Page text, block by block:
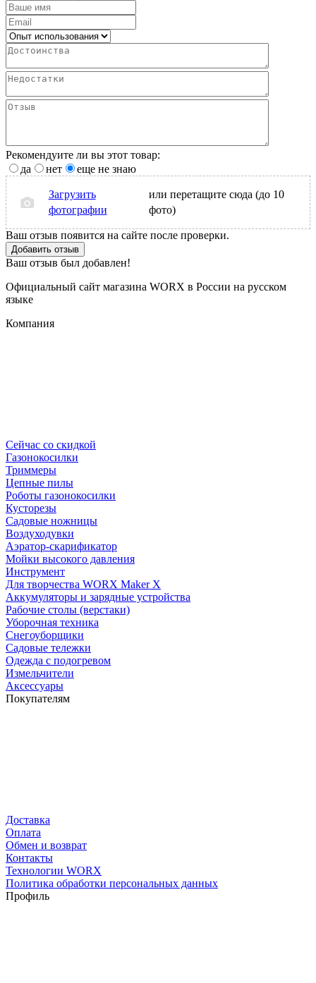
Рекомендуите ли вы этот товар:
да
нет еще не знаю
Загрузить
фотографии
или перетащите сюда (до 10
фото)
Ваш отзыв появится на сайте после проверки.
Добавить отзыв
Ваш отзыв был добавлен!
Официальный сайт магазина WORX в России на русском
языке
Компания
Сейчас со скидкой
Газонокосилки
Триммеры
Цепные пилы
Роботы газонокосилки
Кусторезы
Садовые ножницы
Воздуходувки
Аэратор-скарификатор
Мойки высокого давления
Инструмент
Для творчества WORX Maker X
Аккумуляторы и зарядные устройства
Рабочие столы (верстаки)
Уборочная техника
Снегоуборщики
Садовые тележки
Одежда с подогревом
Измельчители
Аксессуары
Покупателям
Доставка
Оплата
Обмен и возврат
Контакты
Технологии WORX
Политика обработки персональных данных
Профиль